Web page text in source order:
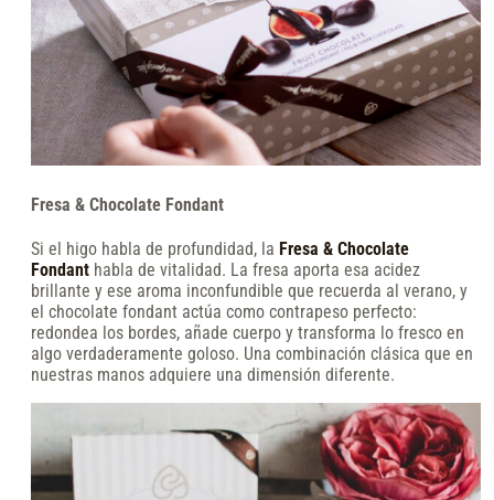
Fresa & Chocolate Fondant
Si el higo habla de profundidad, la Fresa & Chocolate
Fondant habla de vitalidad. La fresa aporta esa acidez
brillante y ese aroma inconfundible que recuerda al verano, y
el chocolate fondant actúa como contrapeso perfecto:
redondea los bordes, añade cuerpo y transforma lo fresco en
algo verdaderamente goloso. Una combinación clásica que en
nuestras manos adquiere una dimensión diferente.